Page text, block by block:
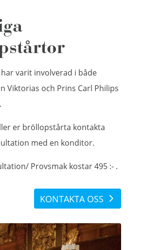
varit involverad i både
Viktorias och Prins Carl Philips
er bröllopstårta kontakta
med en konditor.
Provsmak kostar 495 :- .
KONTAKTA OSS